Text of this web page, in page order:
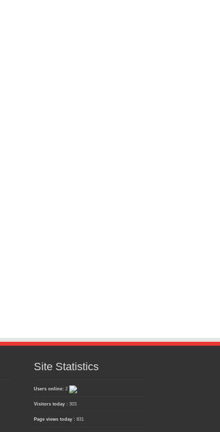
Site Statistics
Users online: 2
Visitors today : 303
Page views today : 831